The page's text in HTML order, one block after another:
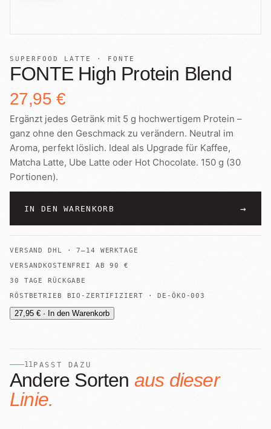
Lohnabfüllung für Röster
International
Zubehör
Geschenkideen
Fonte Blends
All About Mushroom
Alle Produkte
Laden
09 Reparatur
10 Kurse
SUPERFOOD LATTE · FONTE
FONTE High Protein Blend
27,95 €
Ergänzt jedes Getränk mit 5 g hochwertigem Protein –
ganz ohne den Geschmack zu verändern. Neutral im
Aroma, perfekt löslich. Ideal als Upgrade für Kaffee,
Matcha Latte, Ube Latte oder Hot Chocolate. 150 g (30
Portionen).
IN DEN WARENKORB →
VERSANDDHL ·7–14 WERKTAGE
VERSANDKOSTENFREI AB90
€
30 TAGE RÜCKGABE
RÖSTBETRIEB BIO-ZERTIFIZIERT · DE-ÖKO-003
27,95 € · In den Warenkorb
11PASST DAZU
Andere Sorten aus dieser
Linie.